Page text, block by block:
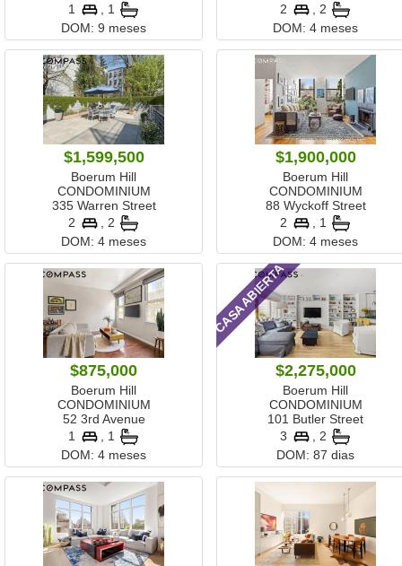
1
, 1
DOM: 9 meses
2
, 2
DOM: 4 meses
$1,599,500
Boerum Hill
CONDOMINIUM
335 Warren Street
2
, 2
DOM: 4 meses
$1,900,000
Boerum Hill
CONDOMINIUM
88 Wyckoff Street
2
, 1
DOM: 4 meses
$875,000
Boerum Hill
CONDOMINIUM
52 3rd Avenue
1
, 1
DOM: 4 meses
CASA ABIERTA
$2,275,000
Boerum Hill
CONDOMINIUM
101 Butler Street
3
, 2
DOM: 87 dias